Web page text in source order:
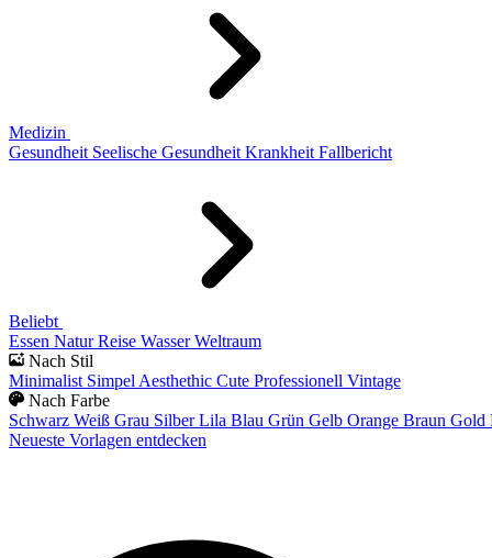
Medizin
Gesundheit Seelische Gesundheit Krankheit Fallbericht
Beliebt
Essen Natur Reise Wasser Weltraum
Nach Stil
Minimalist Simpel Aesthethic Cute Professionell Vintage
Nach Farbe
Schwarz Weiß Grau Silber Lila Blau Grün Gelb Orange Braun Gold
Neueste Vorlagen entdecken